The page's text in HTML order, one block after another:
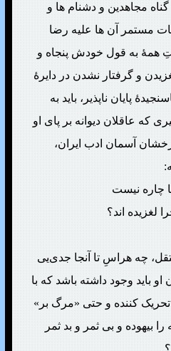
مجاهدین و دشنام ها و
مستمر آن ها علیه رضا
همهٔ به قول خودش پنجاه و
و گرفتار نشدن در دایرهٔ
پایان ناپذیر، باید به
که عاقلان دیوانه بر پای او
آسمان ادب ایران،
چاره نیست
لغزیده اند؟
چه هراسِ تا آنجا جدی‌یی
باید وجود داشته باشد که با
تحریک کننده و حتی «مرگ بر»
بیهوده و بی ثمر و بد ثمر